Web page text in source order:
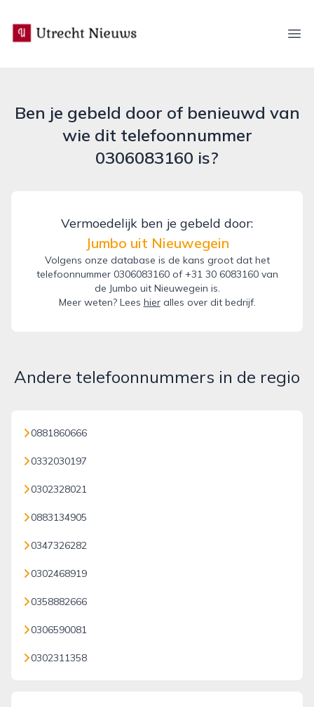
utrecht-nieuws.nl
Ben je gebeld door of benieuwd van
wie dit telefoonnummer
0306083160 is?
Vermoedelijk ben je gebeld door:
Jumbo uit Nieuwegein
Volgens onze database is de kans groot dat het
telefoonnummer 0306083160 of +31 30 6083160 van
de Jumbo uit Nieuwegein is.
Meer weten? Lees hieralles over dit bedrijf.
Andere telefoonnummers in de regio
0881860666
0332030197
0302328021
0883134905
0347326282
0302468919
0358882666
0306590081
0302311358